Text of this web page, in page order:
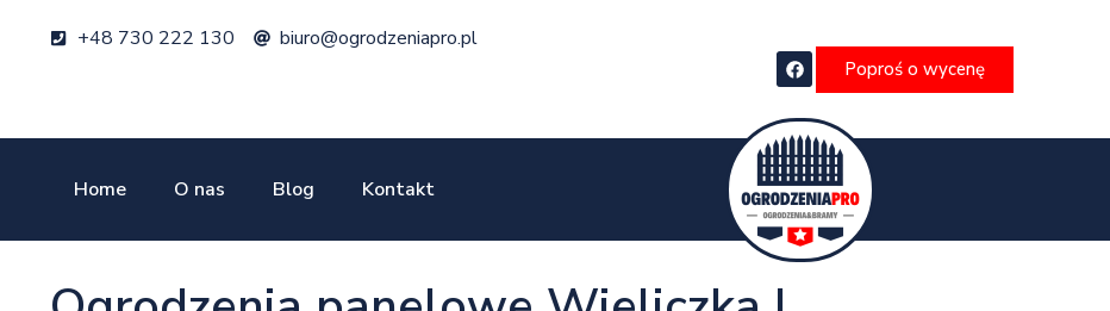
+48 730 222 130 biuro@ogrodzeniapro.pl
Poproś o wycenę
Home O nas Blog Kontakt